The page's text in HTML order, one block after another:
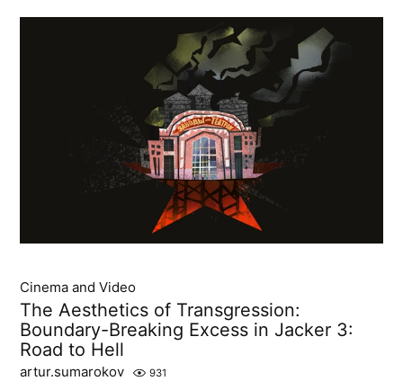
Cinema and Video
The Aesthetics of Transgression:
Boundary-Breaking Excess in Jacker 3:
Road to Hell
artur.sumarokov 931